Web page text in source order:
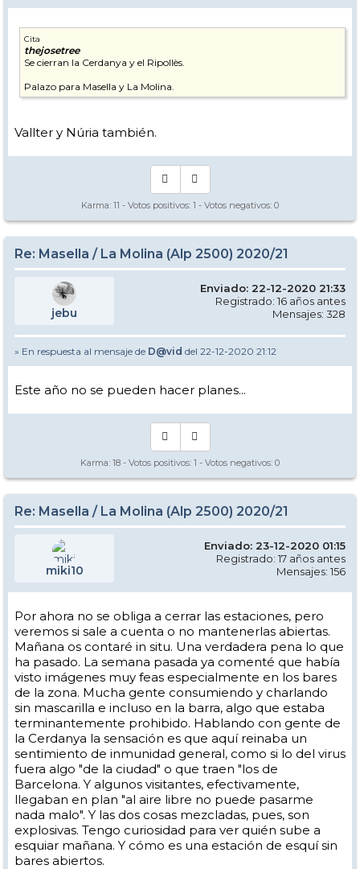
Cita
thejosetree
Se cierran la Cerdanya y el Ripollès.
Palazo para Masella y La Molina.
Vallter y Núria también.
Karma: 11 - Votos positivos: 1 - Votos negativos: 0
Re: Masella / La Molina (Alp 2500) 2020/21
jebu
Enviado: 22-12-2020 21:33
Registrado: 16 años antes
Mensajes: 328
» En respuesta al mensaje de D@vid del 22-12-2020 21:12
Este año no se pueden hacer planes...
Karma: 18 - Votos positivos: 1 - Votos negativos: 0
Re: Masella / La Molina (Alp 2500) 2020/21
miki10
Enviado: 23-12-2020 01:15
Registrado: 17 años antes
Mensajes: 156
Por ahora no se obliga a cerrar las estaciones, pero
veremos si sale a cuenta o no mantenerlas abiertas.
Mañana os contaré in situ. Una verdadera pena lo que
ha pasado. La semana pasada ya comenté que había
visto imágenes muy feas especialmente en los bares
de la zona. Mucha gente consumiendo y charlando
sin mascarilla e incluso en la barra, algo que estaba
terminantemente prohibido. Hablando con gente de
la Cerdanya la sensación es que aquí reinaba un
sentimiento de inmunidad general, como si lo del virus
fuera algo "de la ciudad" o que traen "los de
Barcelona. Y algunos visitantes, efectivamente,
llegaban en plan "al aire libre no puede pasarme
nada malo". Y las dos cosas mezcladas, pues, son
explosivas. Tengo curiosidad para ver quién sube a
esquiar mañana. Y cómo es una estación de esquí sin
bares abiertos.